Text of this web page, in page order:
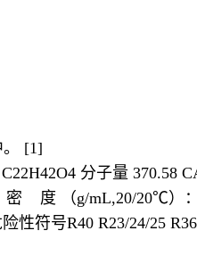
。 [1]
分子量 370.58
密 度 （g/mL,20/20℃）
符号R40 R23/24/25